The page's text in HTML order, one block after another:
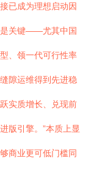
已成为理想启动因
是关键——尤其中国
、领一代可行性率
隙运维得到先进稳
实质增长、兑现前
版引擎。”本质上显
商业更可低门槛同